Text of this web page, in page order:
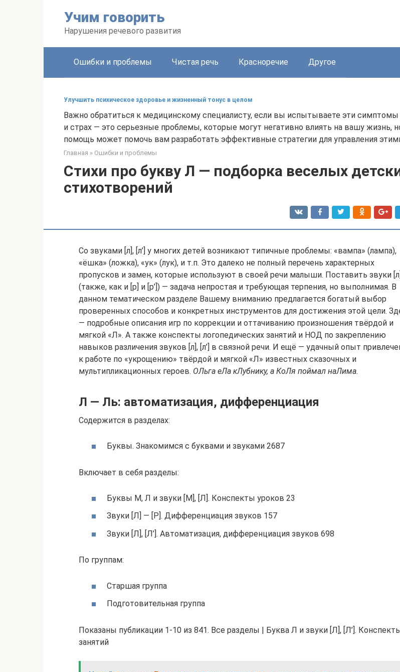
Учим говорить
Нарушения речевого развития
Ошибки и проблемы Чистая речь Красноречие Другое
Улучшить психическое здоровье и жизненный тонус в целом
Важно обратиться к медицинскому специалисту, если вы испытываете эти
и страх — это серьезные проблемы, которые могут негативно влиять на вашу
помощь может помочь вам разработать эффективные стратегии для управления
Главная » Ошибки и проблемы
Стихи про букву Л — подборка веселых
стихотворений
Со звуками [л], [л’] у многих детей возникают типичные проблемы: «вампа» (лампа),
«ёшка» (ложка), «ук» (лук), и т.п. Это далеко не полный перечень характерных
пропусков и замен, которые используют в своей речи малыши. Поставить звуки [л],
(также, как и [р] и [р’]) — задача непростая и требующая терпения, но выполнимая. В
данном тематическом разделе Вашему вниманию предлагается богатый выбор
проверенных способов и конкретных инструментов для достижения этой цели.
— подробные описания игр по коррекции и оттачиванию произношения твёрдой и
мягкой «Л». А также конспекты логопедических занятий и НОД по закреплению
навыков различения звуков [л], [л’] в связной речи. И ещё — удачный опыт
к работе по «укрощению» твёрдой и мягкой «Л» известных сказочных и
мультипликационных героев. ОЛьга еЛа кЛубнику, а КоЛя поймал наЛима.
Л — Ль: автоматизация, дифференциация
Содержится в разделах:
Буквы. Знакомимся с буквами и звуками 2687
Включает в себя разделы:
Буквы М, Л и звуки [М], [Л]. Конспекты уроков 23
Звуки [Л] — [Р]. Дифференциация звуков 157
Звуки [Л], [Л’]. Автоматизация, дифференциация звуков 698
По группам:
Старшая группа
Подготовительная группа
Показаны публикации 1-10 из 841. Все разделы | Буква Л и звуки [Л], [Л’].
занятий